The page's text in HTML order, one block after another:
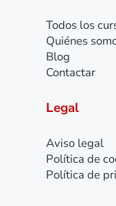
Todos los
Quiénes
Blog
Contactar
Legal
Aviso legal
Política de
Política de